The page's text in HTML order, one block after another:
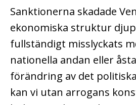
Sanktionerna skadade
ekonomiska struktur
fullständigt misslyckats
nationella andan eller
förändring av det
kan vi utan arrogans